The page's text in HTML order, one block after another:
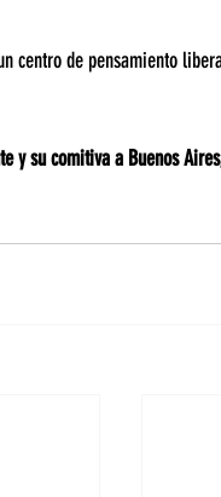
centro de pensamiento
y su comitiva a Buenos Aires